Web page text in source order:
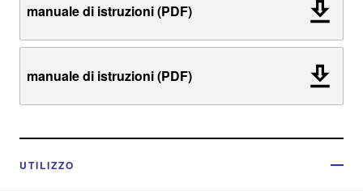
manuale di istruzioni (PDF)
manuale di istruzioni (PDF)
UTILIZZO